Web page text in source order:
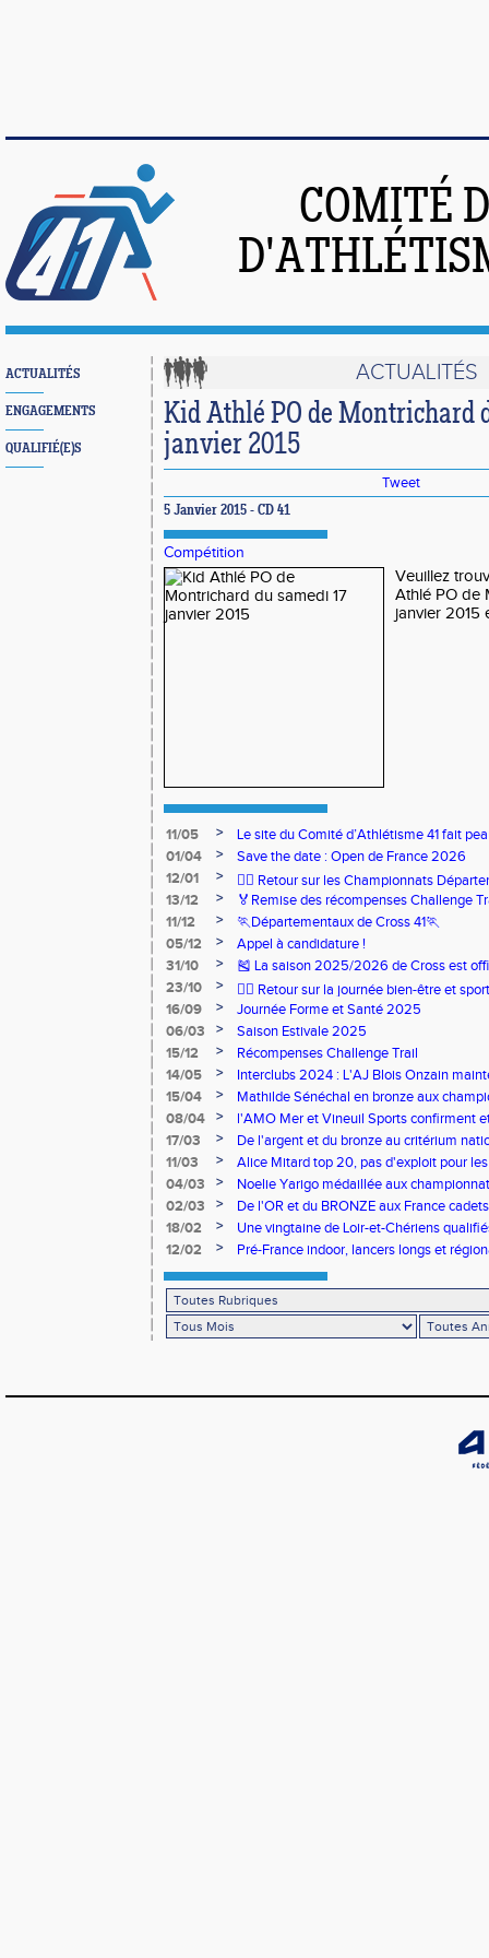
COMITÉ
ACTUALITÉS
ENGAGEMENTS
QUALIFIÉ(E)S
ACTUALITÉS
Kid Athlé PO de Montrichard
janvier 2015
Tweet
5 Janvier 2015 - CD 41
Compétition
Veuillez
Athlé PO de
janvier 2015
11/05 >
Le site du Comité d’Athlétisme 41 fait
01/04
>
Save the date : Open de France 2026
12/01
>
🏃‍♂️ Retour sur les Championnats
13/12
>
🏅Remise des récompenses Challenge
11/12
>
🏃Départementaux de Cross 41🏃
05/12
>
Appel à candidature !
31/10
>
🎽 La saison 2025/2026 de Cross est
23/10
>
🧘‍♀️ Retour sur la journée bien-être et
16/09
>
Journée Forme et Santé 2025
06/03
>
Saison Estivale 2025
15/12
>
Récompenses Challenge Trail
14/05
>
Interclubs 2024 : L'AJ Blois Onzain
Romorantin en N2B
15/04 >
Mathilde Sénéchal en bronze aux
08/04
>
l'AMO Mer et Vineuil Sports confirment
benjamins
17/03 >
De l'argent et du bronze au critérium
11/03
>
Alice Mitard top 20, pas d'exploit pour
04/03
>
Noelie Yarigo médaillée aux
02/03
>
De l'OR et du BRONZE aux France
18/02
>
Une vingtaine de Loir-et-Chériens
12/02
> Pré-France indoor, lancers longs et